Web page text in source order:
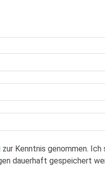
zur Kenntnis genommen.
dauerhaft gespeichert